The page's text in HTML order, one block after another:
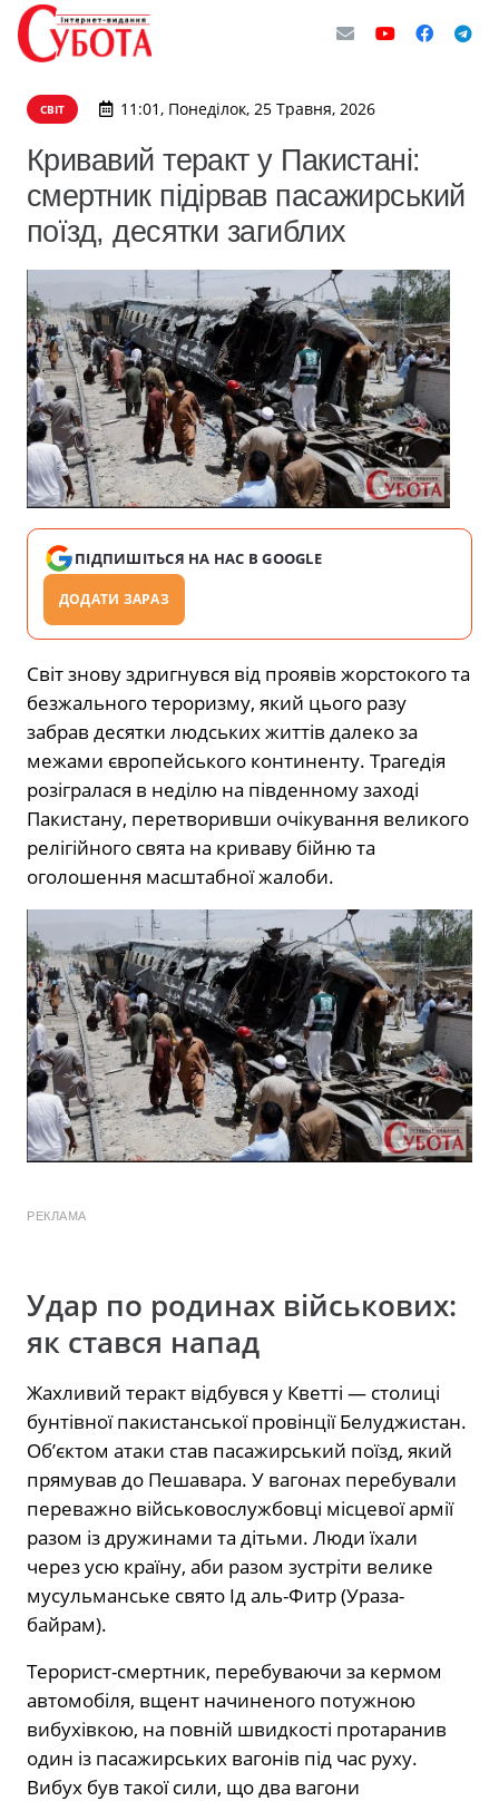
СВІТ 11:01, Понеділок, 25 Травня, 2026
Кривавий теракт у Пакистані:
смертник підірвав пасажирський
поїзд, десятки загиблих
ПІДПИШІТЬСЯ НА НАС В GOOGLE
ДОДАТИ ЗАРАЗ
Світ знову здригнувся від проявів жорстокого та
безжального тероризму, який цього разу
забрав десятки людських життів далеко за
межами європейського континенту. Трагедія
розігралася в неділю на південному заході
Пакистану, перетворивши очікування великого
релігійного свята на криваву бійню та
оголошення масштабної жалоби.
РЕКЛАМА
Удар по родинах військових:
як стався напад
Жахливий теракт відбувся у Кветті — столиці
бунтівної пакистанської провінції Белуджистан.
Об’єктом атаки став пасажирський поїзд, який
прямував до Пешавара. У вагонах перебували
переважно військовослужбовці місцевої армії
разом із дружинами та дітьми. Люди їхали
через усю країну, аби разом зустріти велике
мусульманське свято Ід аль-Фитр (Ураза-
байрам).
Терорист-смертник, перебуваючи за кермом
автомобіля, вщент начиненого потужною
вибухівкою, на повній швидкості протаранив
один із пасажирських вагонів під час руху.
Вибух був такої сили, що два вагони